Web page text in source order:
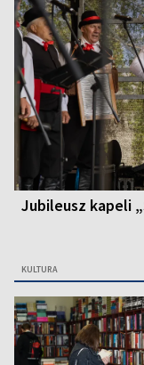
Jubileusz kapeli
KULTURA